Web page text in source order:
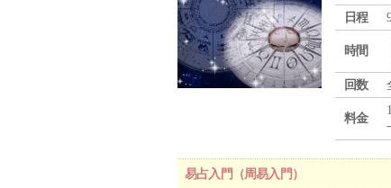
日程
時間
回数
料金
易占入門（周易入門）